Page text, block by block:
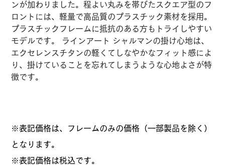
ンが加わりました。程よい丸みを帯びたスクエア型のフ
ロントには、軽量で高品質のプラスチック素材を採用。
プラスチックフレームに抵抗のある方もトライしやすい
モデルです。 ラインアート シャルマンの掛け心地は、
エクセレンスチタンの軽くてしなやかなフィット感によ
り、掛けていることを忘れてしまうような心地よさが特
徴です。
※表記価格は、フレームのみの価格（一部製品を除く）
となります。
​※表記価格は税込です。